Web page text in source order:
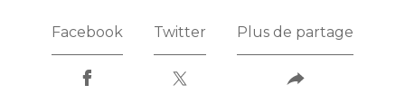
Facebook Twitter Plus de partage